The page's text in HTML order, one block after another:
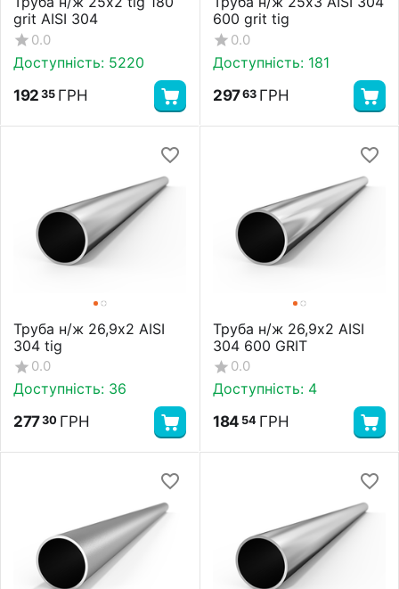
grit AISI 304
0.0
Доступність: 5220
192 35 ГРН
600 grit tig
0.0
Доступність: 181
29763 ГРН
Труба н/ж 26,9х2 AISI
304 tig
0.0
Доступність: 36
27730 ГРН
Труба н/ж 26,9х2 AISI
304 600 GRIT
0.0
Доступність: 4
184 54 ГРН